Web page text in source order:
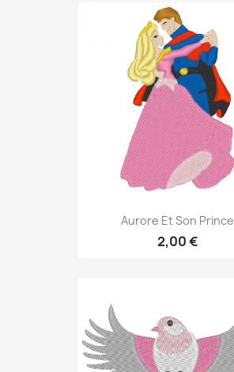
Aurore Et Son Prince
2,00 €